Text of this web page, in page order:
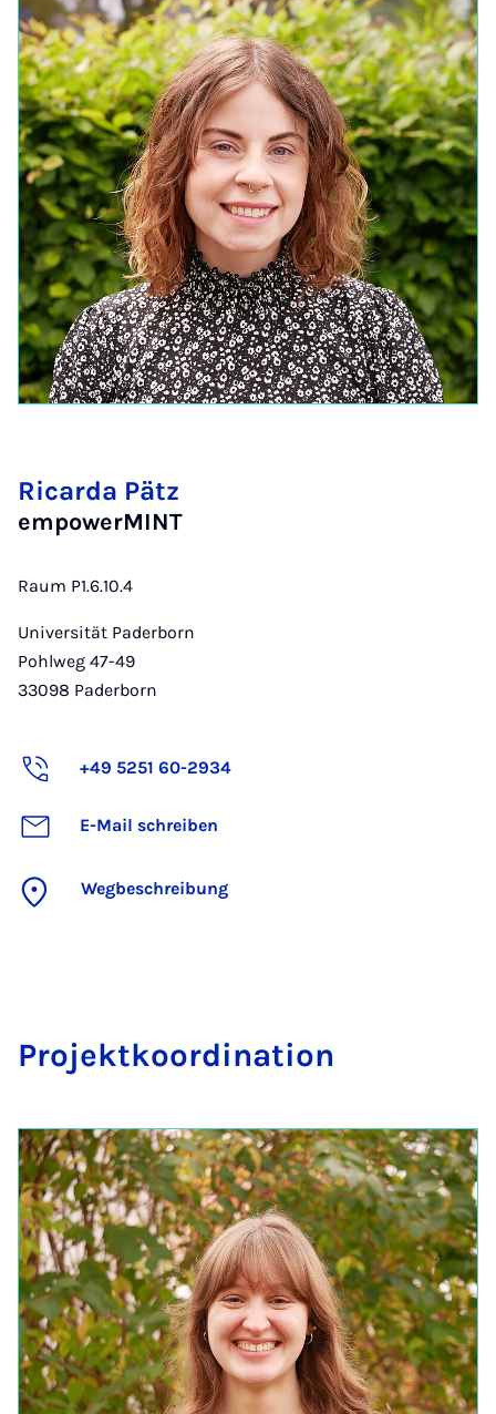
Ricarda Pätz
empowerMINT
Raum P1.6.10.4
Universität Paderborn
Pohlweg 47-49
33098 Paderborn
+49 5251 60-2934
E-Mail schreiben
Wegbeschreibung
Pro­jekt­ko­or­di­na­ti­on